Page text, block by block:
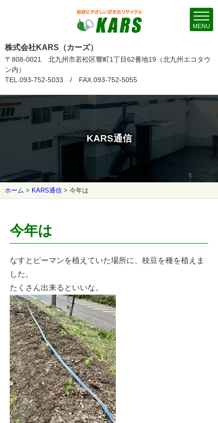
株式会社KARS（カーズ）
〒808-0021 北九州市若松区響町1丁目62番地19（北九州エコタウ
ン内）
TEL.093-752-5033 / FAX.093-752-5055
KARS通信
ホーム > KARS通信 > 今年は
今年は
なすとピーマンを植えていた場所に、枝豆を種を植えま
した。
たくさん出来るといいな。
MENU